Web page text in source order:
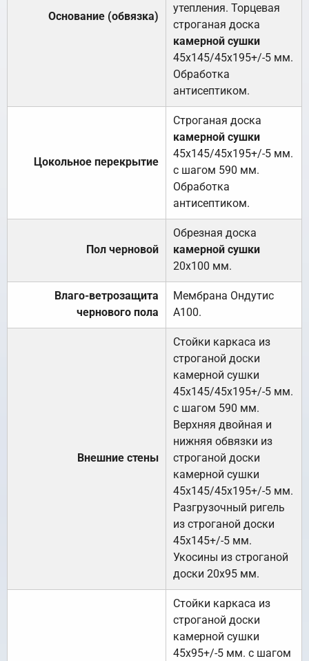
Основание (обвязка)
утепления. Торцевая
строганая доска
камерной сушки
45х145/45х195+/-5 мм.
Обработка
антисептиком.
Цокольное перекрытие
Строганая доска
камерной сушки
45х145/45х195+/-5 мм.
с шагом 590 мм.
Обработка
антисептиком.
Пол черновой
Обрезная доска
камерной сушки
20х100 мм.
Влаго-ветрозащита
чернового пола
Мембрана Ондутис
А100.
Внешние стены
Стойки каркаса из
строганой доски
камерной сушки
45х145/45х195+/-5 мм.
с шагом 590 мм.
Верхняя двойная и
нижняя обвязки из
строганой доски
камерной сушки
45х145/45х195+/-5 мм.
Разгрузочный ригель
из строганой доски
45х145+/-5 мм.
Укосины из строганой
доски 20х95 мм.
Стойки каркаса из
строганой доски
камерной сушки
45х95+/-5 мм. с шагом